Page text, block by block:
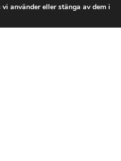
använder eller stänga av dem i